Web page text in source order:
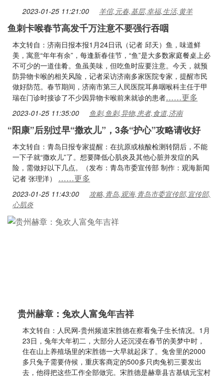
2023-01-25 11:21:00 羊倌,元春,基层,幸福,生活,黄羊
鱼刺卡喉春节高发千万注意不要强行吞咽
本文转自：济南日报本报1月24日讯（记者 邱天）鱼，味道鲜
美，寓意“年年有余”，每逢新春佳节，“鱼”是大多数家庭餐桌上必
不可少的一道佳肴。鱼虽美味，但吃鱼时应要注意。今天，就预
防异物卡喉的相关风险，记者采访济南多家医院专家，提醒市民
做好防范。春节期间，济南市第三人民医院耳鼻咽喉科主任于甲
瑞在门诊时接诊了不少因异物卡喉前来就诊的患者……更多
2023-01-25 11:35:00 鱼刺,鱼刺,异物,患者,食道,济南
“阳康”后别过早“撒欢儿”，3条“护心”攻略请收好
本文转自：青岛日报专家提醒：在抗原或核酸检测转阴后，不能
一下子就“撒欢儿”了。想要降低心肌炎及其他心脏并发症的风
险，需做好以下几点。（发布：青岛市委宣传部 制作：观海新闻
记者 张理洋） ……更多
2023-01-25 11:43:00
攻略,青岛,观海,青岛市委宣传部,宣传部,
心肌炎
贵州赫章：兔欢人富兔年吉祥
本文转自：人民网-贵州频道宋胜德在察看兔子生长情况。1月
23日，兔年大年初二，大部分人还沉浸在春节的美梦中时，
住在山上养殖场里的宋胜德一大早就起床了。兔舍里的2000
多只兔子需要侍候，重庆客商定的500多只肉兔初三要发出
去，他得把这些工作全部做完。宋胜德是赫章县古基镇元宝村